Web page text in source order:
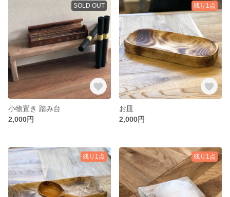
SOLD OUT
小物置き 踏み台
2,000円
残り1点
お皿
2,000円
残り1点 残り1点